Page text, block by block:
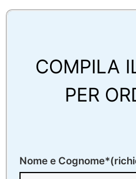
COMPILA
PER
Nome e